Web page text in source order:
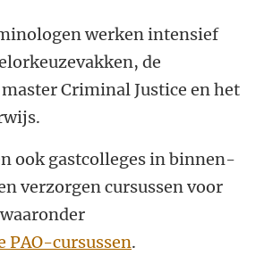
werken intensief
de
Criminal Justice en het
ook gastcolleges in binnen-
verzorgen cursussen voor
cursussen.